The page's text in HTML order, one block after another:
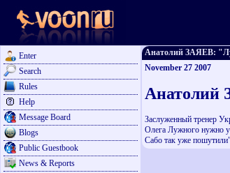
Enter
Search
Rules
Help
Message Board
Blogs
Public Guestbook
News & Reports
Анатолий ЗАЯЕВ:
November 27 2007
Анатолий
Заслуженный тренер
Олега Лужного нужно
Сабо так уже